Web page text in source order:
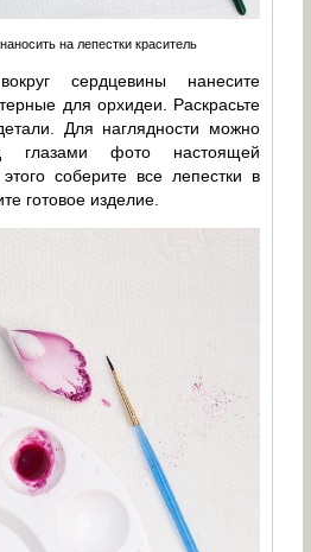
на лепестки краситель
сердцевины нанесите
для орхидеи. Раскрасьте
Для наглядности можно
глазами фото настоящей
соберите все лепестки в
готовое изделие.